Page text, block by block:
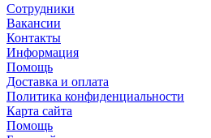
Сотрудники
Вакансии
Контакты
Информация
Помощь
Доставка и оплата
Политика конфиденциальности
Карта сайта
Помощь